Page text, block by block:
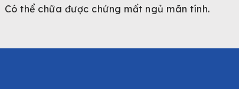
Có thể chữa được chứng mất ngủ mãn tính.